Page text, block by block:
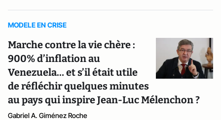
MODELE EN CRISE
Marche contre la vie chère :
900% d’inflation au
Venezuela… et s’il était utile
de réfléchir quelques minutes
au pays qui inspire Jean-Luc Mélenchon ?
Gabriel A. Giménez Roche